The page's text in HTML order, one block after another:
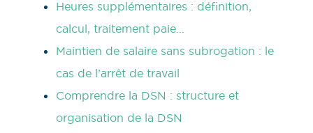
Heures supplémentaires : définition,
calcul, traitement paie…
Maintien de salaire sans subrogation : le
cas de l’arrêt de travail
Comprendre la DSN : structure et
organisation de la DSN